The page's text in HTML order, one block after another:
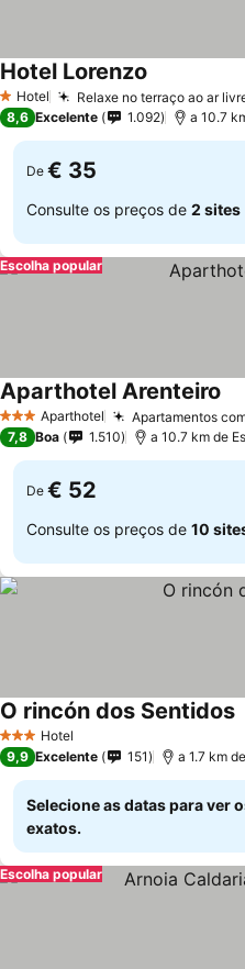
1 Estrelas
Hotel Relaxe no terraço ao ar
Hotel Lorenzo
8,6 Excelente 1.092 a 10.7
De € 35
Consulte os preços de 2 sites
Escolha popular
3 EstrelasAparthotel Apartamentos
Aparthotel Arenteiro
7,8 Boa 1.510 a 10.7 km de
De € 52
Consulte os preços de 10
3 EstrelasHotel
O rincón dos Sentidos
9,9 Excelente 151 a 1.7 km
Selecione as datas para ver
exatos.
Escolha popular